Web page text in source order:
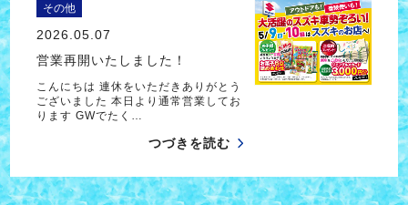
その他
2026.05.07
営業再開いたしました！
こんにちは 連休をいただきありがとう
ございました 本日より通常営業してお
ります GWでたく…
つづきを読む